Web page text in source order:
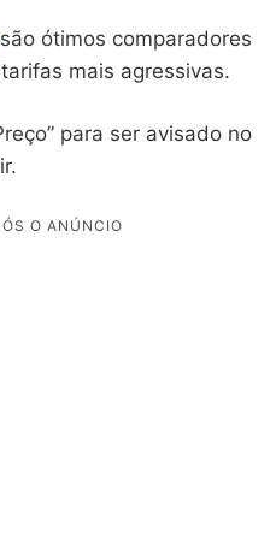
são ótimos comparadores
mais agressivas.
para ser avisado no